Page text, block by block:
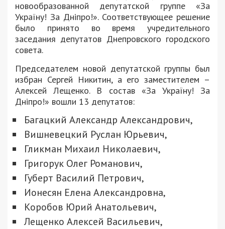
новообразованной депутатской группе «За
Україну! За Дніпро!». Соответствующее решение
было принято во время учредительного
заседания депутатов Днепровского городского
совета.
Председателем новой депутатской группы был
избран Сергей Никитин, а его заместителем –
Алексей Лещенко. В состав «За Україну! За
Дніпро!» вошли 13 депутатов:
Багацкий Александр Александрович,
Вишневецкий Руслан Юрьевич,
Гликман Михаил Николаевич,
Григорук Олег Романович,
Губерт Василий Петрович,
Ионесян Елена Александровна,
Коробов Юрий Анатольевич,
Лещенко Алексей Васильевич,